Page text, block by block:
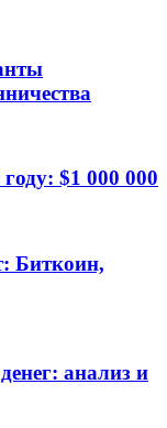
$1 000 000
Биткоин,
анализ и